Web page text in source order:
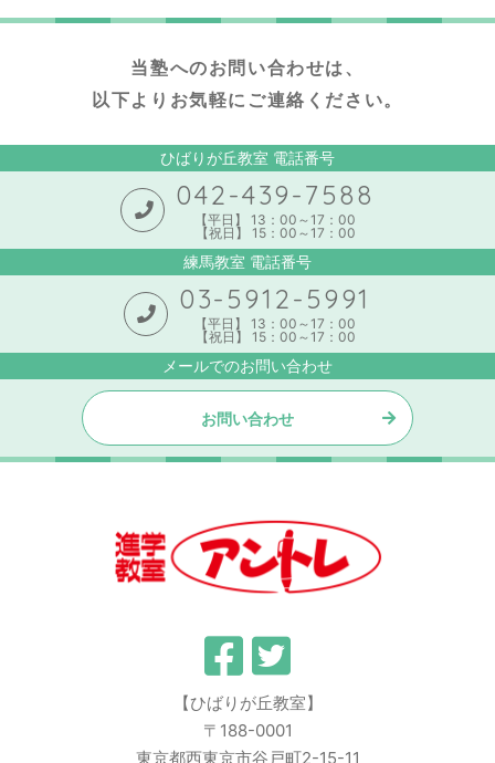
当塾へのお問い合わせは、
以下よりお気軽にご連絡ください。
ひばりが丘教室 電話番号
042-439-7588
【平日】 13：00～17：00
【祝日】 15：00～17：00
練馬教室 電話番号
03-5912-5991
【平日】 13：00～17：00
【祝日】 15：00～17：00
メールでのお問い合わせ
お問い合わせ
【ひばりが丘教室】
〒188-0001
東京都西東京市谷戸町2-15-11